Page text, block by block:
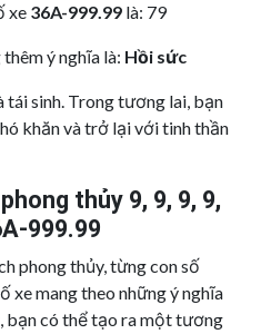
xe 36A-999.99 là: 79
ý nghĩa là: Hồi sức
tái sinh. Trong tương lai, bạn
khăn và trở lại với tinh thần
thủy 9, 9, 9, 9,
999.99
phong thủy, từng con số
xe mang theo những ý nghĩa
bạn có thể tạo ra một tương